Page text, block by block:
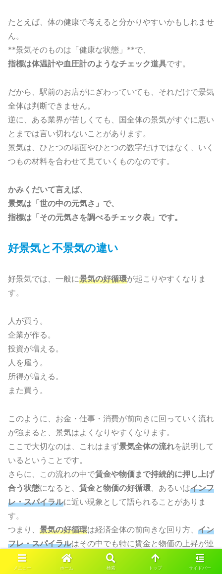
たとえば、体の健康で考えると分かりやすいかもしれませ
ん。
**景気そのものは「健康な状態」**で、
指標は体温計や血圧計のようなチェック道具です。
だから、駅前のお店がにぎわっていても、それだけで景気
全体は判断できません。
逆に、ある業界が苦しくても、国全体の景気がすぐに悪い
とまでは言い切れないことがあります。
景気は、ひとつの場面やひとつの数字だけではなく、いく
つもの材料を合わせて見ていくものなのです。
かみくだいて言えば、
景気は「世の中の元気さ」で、
指標は「その元気さを調べるチェック表」です。
好景気と不景気の違い
好景気では、一般に景気の好循環が起こりやすくなりま
す。
人が買う。
企業が作る。
投資が増える。
人を雇う。
所得が増える。
また買う。
このように、お金・仕事・消費が前向きに回っていく流れ
が強まると、景気はよくなりやすくなります。
ここで大切なのは、これはまず景気全体の流れを説明して
いるということです。
さらに、この流れの中で賃金や物価まで持続的に押し上げ
合う状態になると、 賃金と物価の好循環 、あるいはインフ
レ・スパイラルに近い現象として語られることがありま
す。
つまり、 景気の好循環は経済全体の前向きな回り方、 イン
フレ・スパイラルはその中でも特に賃金と物価の上昇が連
鎖する状態を指す言葉です。
メニュー ホーム 検索 トップ サイドバー